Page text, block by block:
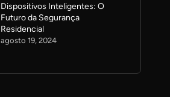
Dispositivos Inteligentes: O
Futuro da Segurança
Residencial
agosto 19, 2024